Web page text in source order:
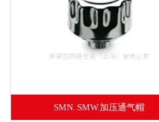
SMN. SMW.加压通气帽